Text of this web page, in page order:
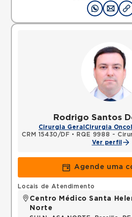
Rodrigo Santos
Cirurgia Geral Cirurgia
CRM 15430/DF • RQE 9988 -
Ver perfil
Agende uma
Locais de Atendimento
Centro Médico Santa
Norte